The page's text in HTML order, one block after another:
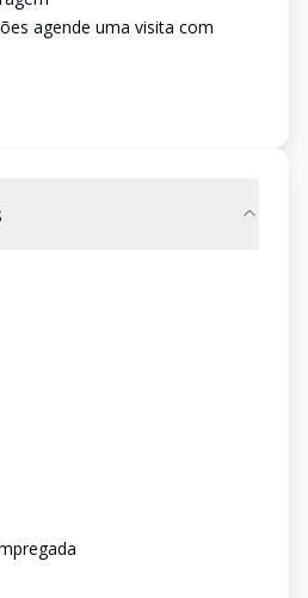
agende uma visita com